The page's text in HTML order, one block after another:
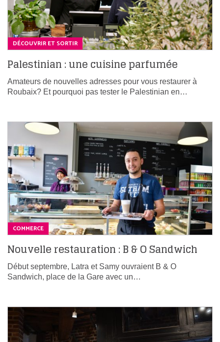
DÉCOUVRIR ET SORTIR
Palestinian : une cuisine parfumée
Amateurs de nouvelles adresses pour vous restaurer à
Roubaix? Et pourquoi pas tester le Palestinian en…
COMMERCE
Nouvelle restauration : B & O Sandwich
Début septembre, Latra et Samy ouvraient B & O
Sandwich, place de la Gare avec un…